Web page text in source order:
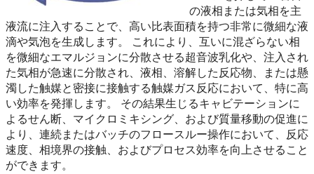
の液相または気相を主
液流に注入することで、高い比表面積を持つ非常に微細な液
滴や気泡を生成します。 これにより、互いに混ざらない相
を微細なエマルジョンに分散させる超音波乳化や、注入され
た気相が急速に分散され、液相、溶解した反応物、または懸
濁した触媒と密接に接触する触媒ガス反応において、特に高
い効率を発揮します。 その結果生じるキャビテーションに
よるせん断、マイクロミキシング、および質量移動の促進に
より、連続またはバッチのフロースルー操作において、反応
速度、相境界の接触、およびプロセス効率を向上させること
ができます。